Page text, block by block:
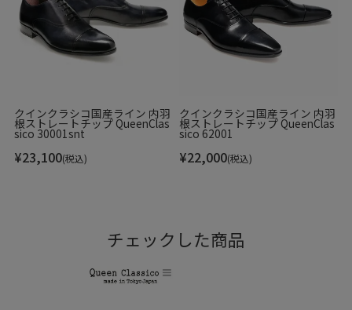
クインクラシコ国産ライン 内羽
根ストレートチップ QueenClas
sico 30001snt
¥23,100(税込)
クインクラシコ国産ライン 内羽
根ストレートチップ QueenClas
sico 62001
¥22,000(税込)
チェックした商品